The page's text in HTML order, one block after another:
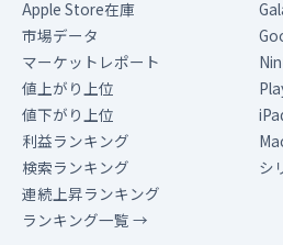
Apple Store在庫
市場データ
マーケットレポート
値上がり上位
値下がり上位
利益ランキング
検索ランキング
連続上昇ランキング
ランキング一覧 →
シ